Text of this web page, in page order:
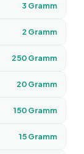
3 Gramm
2 Gramm
250Gramm
20Gramm
150Gramm
15Gramm